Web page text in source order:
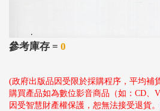
參考庫存 = 0
(政府出版品因受限於採購程序，平均補
購買產品如為數位影音商品（如：CD、
因受智慧財產權保護，恕無法接受退貨